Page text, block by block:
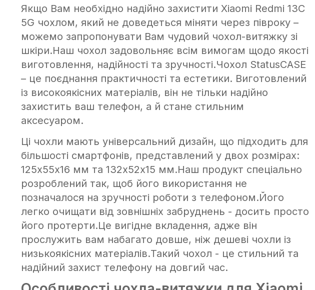
Якщо Вам необхідно надійно захистити Xiaomi Redmi 13C
5G чохлом, який не доведеться міняти через півроку –
можемо запропонувати Вам чудовий чохол-витяжку зі
шкіри.Наш чохол задовольняє всім вимогам щодо якості
виготовлення, надійності та зручності.Чохол StatusCASE
– це поєднання практичності та естетики. Виготовлений
із високоякісних матеріалів, він не тільки надійно
захистить ваш телефон, а й стане стильним
аксесуаром.
Ці чохли мають універсальний дизайн, що підходить для
більшості смартфонів, представлений у двох розмірах:
125х55х16 мм та 132х52х15 мм.Наш продукт спеціально
розроблений так, щоб його використання не
позначалося на зручності роботи з телефоном.Його
легко очищати від зовнішніх забруднень - досить просто
його протерти.Це вигідне вкладення, адже він
прослужить вам набагато довше, ніж дешеві чохли із
низькоякісних матеріалів.Такий чохол - це стильний та
надійний захист телефону на довгий час.